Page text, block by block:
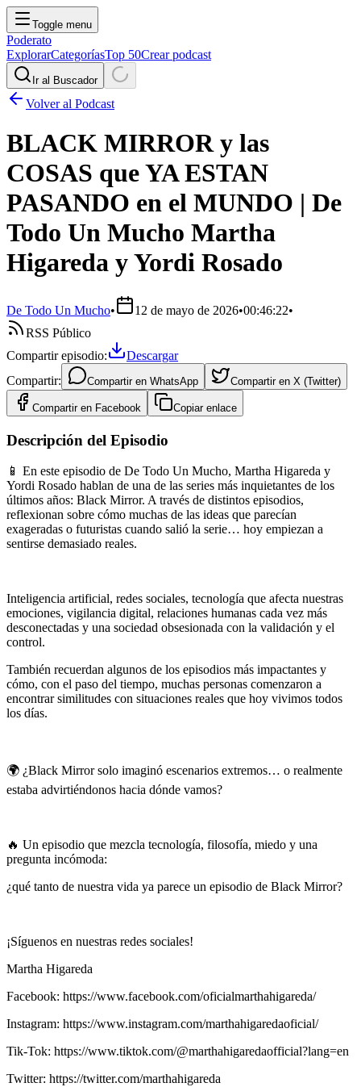
Toggle menu
Poderato
ExplorarCategoríasTop 50Crear podcast
Ir al Buscador
Volver al Podcast
BLACK MIRROR y las
COSAS que YA ESTAN
PASANDO en el MUNDO | De
Todo Un Mucho Martha
Higareda y Yordi Rosado
De Todo Un Mucho• 12 de mayo de 2026•00:46:22•
RSS Público
Compartir episodio:
Descargar
Compartir:
Compartir en WhatsApp Compartir en X (Twitter)
Compartir en Facebook Copiar enlace
Descripción del Episodio
📱 En este episodio de De Todo Un Mucho, Martha Higareda y
Yordi Rosado hablan de una de las series más inquietantes de los
últimos años: Black Mirror. A través de distintos episodios,
reflexionan sobre cómo muchas de las ideas que parecían
exageradas o futuristas cuando salió la serie… hoy empiezan a
sentirse demasiado reales.
Inteligencia artificial, redes sociales, tecnología que afecta nuestras
emociones, vigilancia digital, relaciones humanas cada vez más
desconectadas y una sociedad obsesionada con la validación y el
control.
También recuerdan algunos de los episodios más impactantes y
cómo, con el paso del tiempo, muchas personas comenzaron a
encontrar similitudes con situaciones reales que hoy vivimos todos
los días.
🌍 ¿Black Mirror solo imaginó escenarios extremos… o realmente
estaba advirtiéndonos hacia dónde vamos?
🔥 Un episodio que mezcla tecnología, filosofía, miedo y una
pregunta incómoda:
¿qué tanto de nuestra vida ya parece un episodio de Black Mirror?
¡Síguenos en nuestras redes sociales!
Martha Higareda
Facebook: https://www.facebook.com/oficialmarthahigareda/
Instagram: https://www.instagram.com/marthahigaredaoficial/
Tik-Tok: https://www.tiktok.com/@marthahigaredaofficial?lang=en
Twitter: https://twitter.com/marthahigareda